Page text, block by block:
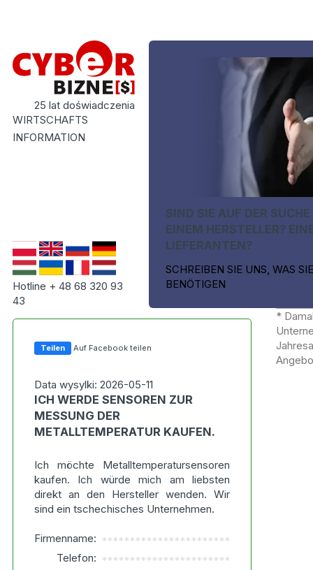
25 lat doświadczenia
WIRTSCHAFTS
INFORMATION
Hotline + 48 68 320 93
43
SIND SIE AUF DER
EINEM HERSTELLER?
LIEFERANTEN?
SCHREIBEN SIE UNS, WAS SIE
BENÖTIGEN
Teilen Auf Facebook teilen
Data wysylki: 2026-05-11
ICH WERDE SENSOREN ZUR
MESSUNG DER
METALLTEMPERATUR KAUFEN.
Ich möchte Metalltemperatursensoren
kaufen. Ich würde mich am liebsten
direkt an den Hersteller wenden. Wir
sind ein tschechisches Unternehmen.
Firmenname: ***********************
Telefon: ***********************
*